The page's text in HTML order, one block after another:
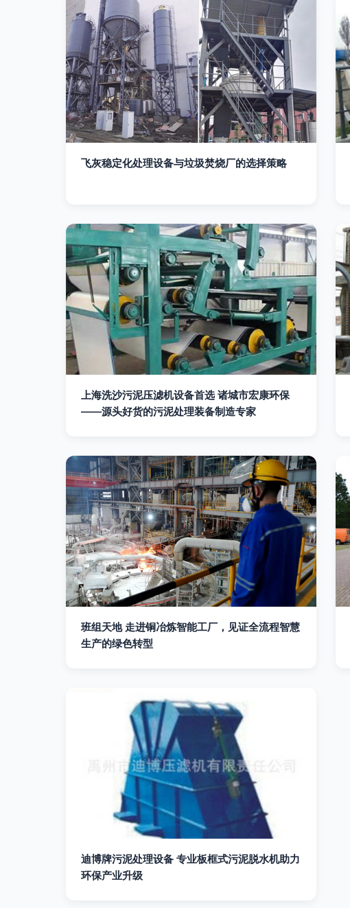
飞灰稳定化处理设备与垃圾焚烧厂的选择策略
上海洗沙污泥压滤机设备首选 诸城市宏康环保
——源头好货的污泥处理装备制造专家
班组天地 走进铜冶炼智能工厂，见证全流程智慧
生产的绿色转型
迪博牌污泥处理设备 专业板框式污泥脱水机助力
环保产业升级